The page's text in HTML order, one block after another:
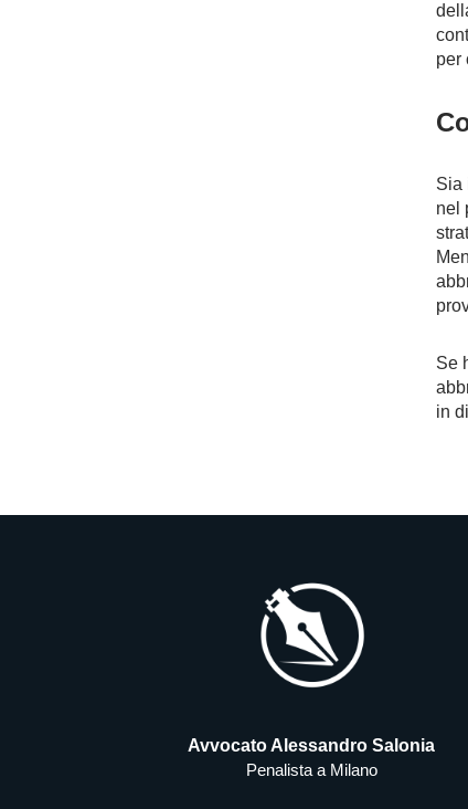
per
Sia
nel
Se
in
Avvocato Alessandro Salonia
Penalista a Milano